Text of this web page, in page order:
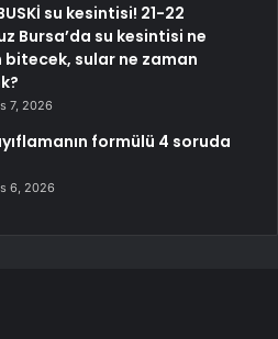
su kesintisi! 21-22
Bursa’da su kesintisi ne
bitecek, sular ne zaman
7, 2026
formülü 4 soruda
6, 2026